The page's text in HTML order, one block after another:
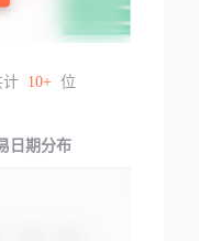
计 10+ 位
日期分布